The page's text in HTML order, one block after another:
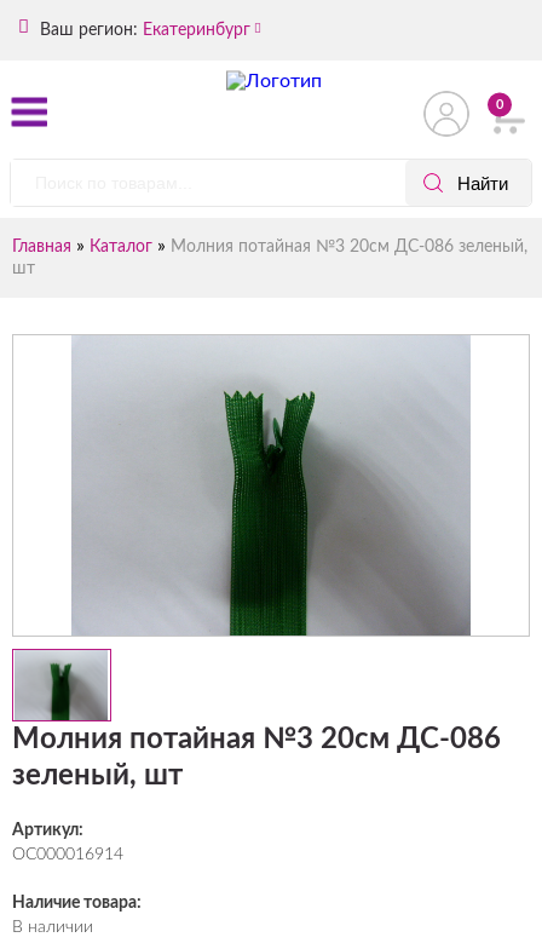
Ваш регион: Екатеринбург
0
Главная » Каталог » Молния потайная №3 20см ДС-086 зеленый,
шт
Молния потайная №3 20см ДС-086
зеленый, шт
Артикул:
ОС000016914
Наличие товара:
В наличии